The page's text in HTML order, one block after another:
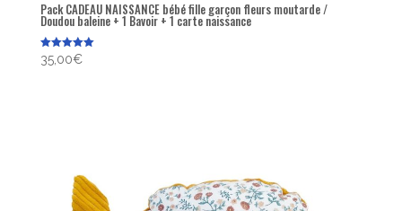
Pack CADEAU NAISSANCE bébé fille garçon fleurs moutarde /
Doudou baleine + 1 Bavoir + 1 carte naissance
Note
5.00
35,00€